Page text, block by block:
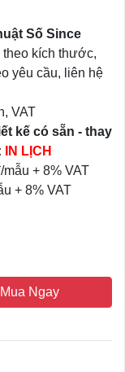
Số Since
theo kích thước,
yêu cầu, liên hệ
VAT
kế có sẵn - thay
IN LỊCH
+ 8% VAT
+ 8% VAT
Mua Ngay